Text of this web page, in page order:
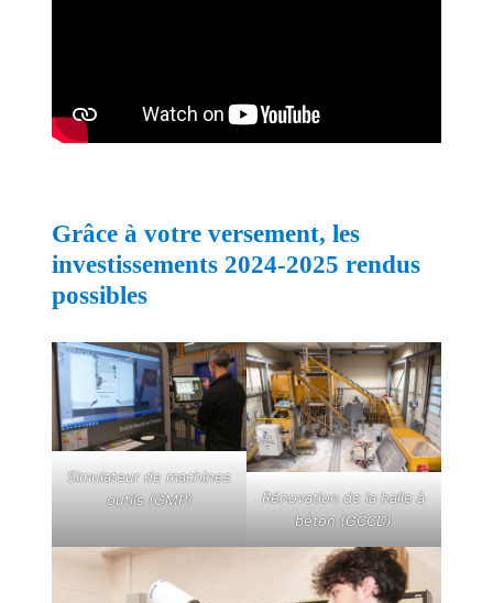
Grâce à votre versement, les
investissements 2024-2025 rendus
possibles
Simulateur de machines
outils (GMP)
Rénovation de la halle à
béton (GCCD)